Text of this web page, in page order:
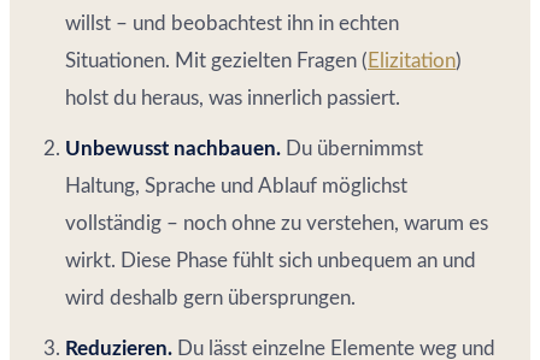
willst – und beobachtest ihn in echten
Situationen. Mit gezielten Fragen ( Elizitation)
holst du heraus, was innerlich passiert.
Unbewusst nachbauen. Du übernimmst
Haltung, Sprache und Ablauf möglichst
vollständig – noch ohne zu verstehen, warum es
wirkt. Diese Phase fühlt sich unbequem an und
wird deshalb gern übersprungen.
Reduzieren. Du lässt einzelne Elemente weg und